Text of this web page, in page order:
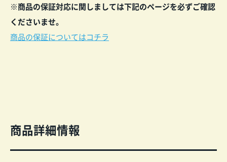
※商品の保証対応に関しましては下記のページを必ずご確認
くださいませ。
商品の保証についてはコチラ
商品詳細情報